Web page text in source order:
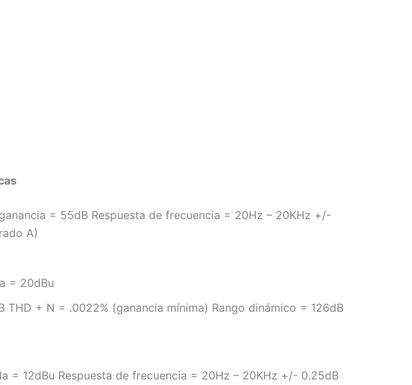
= 55dB Respuesta de frecuencia = 20Hz – 20KHz +/-
A)
= 20dBu
+ N = .0022% (ganancia mínima) Rango dinámico = 126dB
= 12dBu Respuesta de frecuencia = 20Hz – 20KHz +/- 0.25dB